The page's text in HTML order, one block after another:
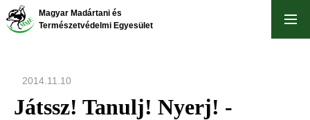
Skip
to
Magyar Madártani és
Természetvédelmi Egyesület
2014.11.10
Játssz! Tanulj! Nyerj! -